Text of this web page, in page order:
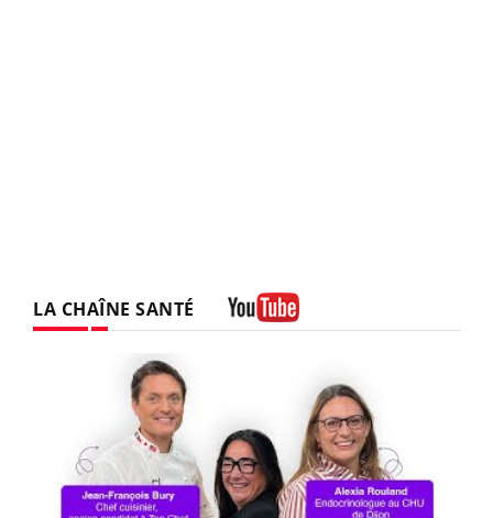
LA CHAÎNE SANTÉ